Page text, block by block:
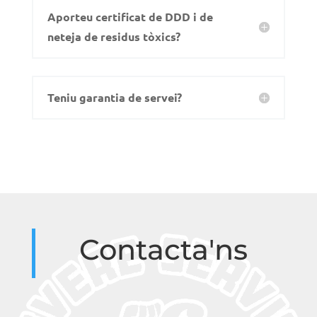
Aporteu certificat de DDD i de
neteja de residus tòxics?
Teniu garantia de servei?
Contacta'ns